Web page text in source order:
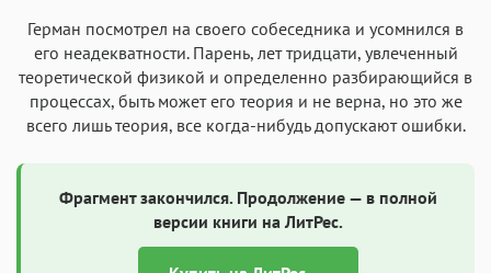
Герман посмотрел на своего собеседника и усомнился в
его неадекватности. Парень, лет тридцати, увлеченный
теоретической физикой и определенно разбирающийся в
процессах, быть может его теория и не верна, но это же
всего лишь теория, все когда-нибудь допускают ошибки.
Фрагмент закончился. Продолжение — в полной
версии книги на ЛитРес.